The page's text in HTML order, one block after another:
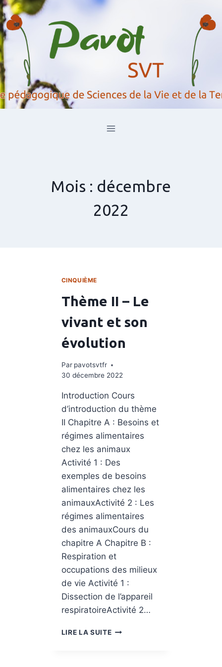
Aller
au
contenu
Mois : décembre
2022
CINQUIÈME
Thème II – Le
vivant et son
évolution
Par pavotsvtfr
30 décembre 2022
Introduction​ Cours
d’introduction du thème
II Chapitre A : Besoins et
régimes alimentaires
chez les animaux
Activité 1 : Des
exemples de besoins
alimentaires chez les
animauxActivité 2 : Les
régimes alimentaires
des animauxCours du
chapitre A Chapitre B :
Respiration et
occupations des milieux
de vie Activité 1 :
Dissection de l’appareil
respiratoireActivité 2…
LIRE LA SUITE THÈME